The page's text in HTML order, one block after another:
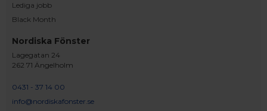
Lediga jobb
Black Month
Nordiska Fönster
Lagegatan 24
262 71 Ängelholm
0431 - 37 14 00
info@nordiskafonster.se